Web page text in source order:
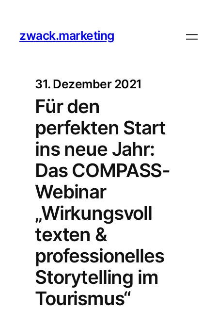
zwack.marketing
31. Dezember 2021
Für den
perfekten Start
ins neue Jahr:
Das COMPASS-
Webinar
„Wirkungsvoll
texten &
professionelles
Storytelling im
Tourismus“